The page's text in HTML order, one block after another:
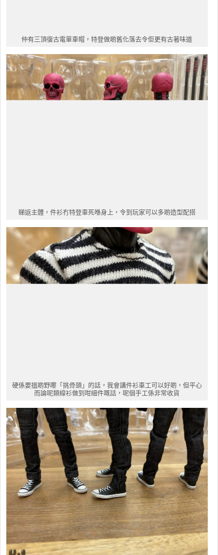
仲有三頂復古電單車帽，特登做啲舊化落去令佢更有古著味道
睇返主體，件衫冇特登車死喺身上，令到玩家可以多啲造型配搭
硬係要搵啲野嚟「挑骨頭」的話，我會講件衫車工可以好啲，但平心
而論呢類線衫做到咁細件嘅話，呢個手工係非常收貨